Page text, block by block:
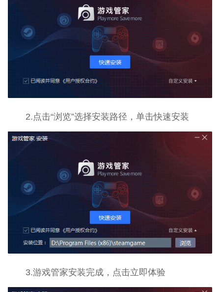
2.点击“浏览”选择安装路径，单击快速安装
3.游戏管家安装完成，点击立即体验